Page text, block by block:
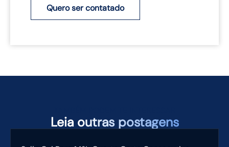
Quero ser contatado
Leia outras postagens